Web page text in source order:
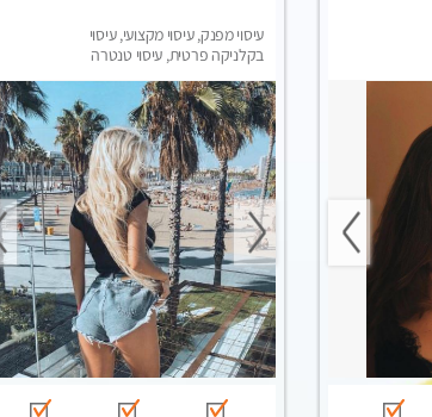
עיסוי מפנק, עיסוי מקצועי, עיסוי
בקלניקה פרטית, עיסוי טנטרה